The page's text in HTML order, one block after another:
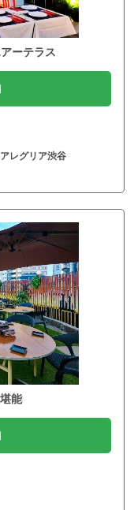
ーテラス
レグリア渋谷
能